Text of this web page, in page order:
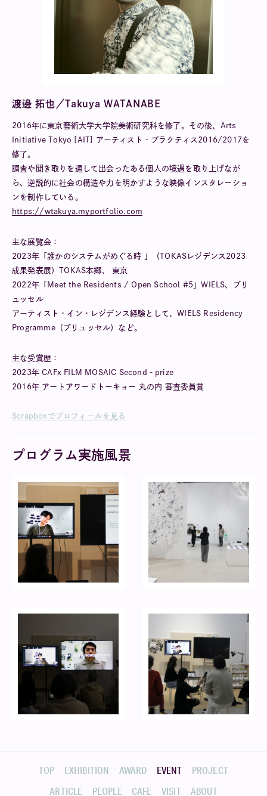
渡邊 拓也／Takuya WATANABE
2016年に東京藝術大学大学院美術研究科を修了。その後、Arts
Initiative Tokyo [AIT] アーティスト・プラクティス2016/2017を
修了。
調査や聞き取りを通して出会ったある個人の境遇を取り上げなが
ら、逆説的に社会の構造や力を明かすような映像インスタレーショ
ンを制作している。
https://wtakuya.myportfolio.com
主な展覧会：
2023年「誰かのシステムがめぐる時 」（TOKASレジデンス2023
成果発表展）TOKAS本郷、 東京
2022年「Meet the Residents / Open School #5」WIELS、ブリ
ュッセル
アーティスト・イン・レジデンス経験として、WIELS Residency
Programme（ブリュッセル）など。
主な受賞歴：
2023年 CAFx FILM MOSAIC Second‐prize
2016年 アートアワードトーキョー 丸の内 審査委員賞
Scrapboxでプロフィールを見る
プログラム実施風景
TOP EXHIBITION AWARD EVENT
PROJECT
ARTICLE
PEOPLE CAFE VISIT ABOUT